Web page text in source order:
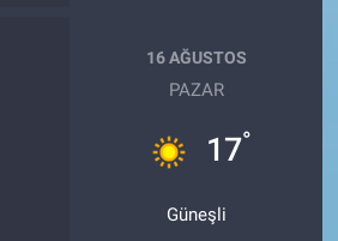
16 AĞUSTOS
PAZAR
17°
Güneşli